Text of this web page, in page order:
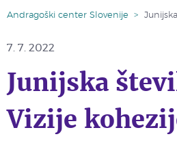
Andragoški center Slovenije >
7. 7. 2022
Junijska
Vizije